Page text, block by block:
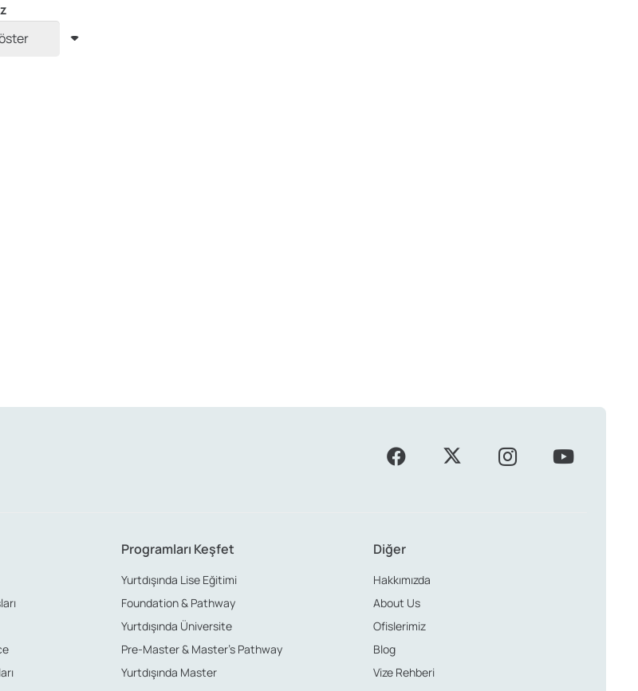
Programları Keşfet
Yurtdışında Lise Eğitimi
Foundation & Pathway
Yurtdışında Üniversite
Pre-Master & Master’s Pathway
Yurtdışında Master
Diğer
Hakkımızda
About Us
Ofislerimiz
Blog
Vize Rehberi